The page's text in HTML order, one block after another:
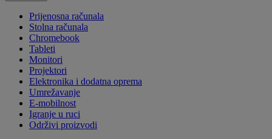
Prijenosna računala
Stolna računala
Chromebook
Tableti
Monitori
Projektori
Elektronika i dodatna oprema
Umrežavanje
E-mobilnost
Igranje u ruci
Održivi proizvodi